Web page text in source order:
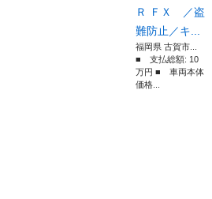
Ｒ ＦＸ ／盗
難防止／キ...
福岡県 古賀市...
■ 支払総額: 10
万円 ■ 車両本体
価格...